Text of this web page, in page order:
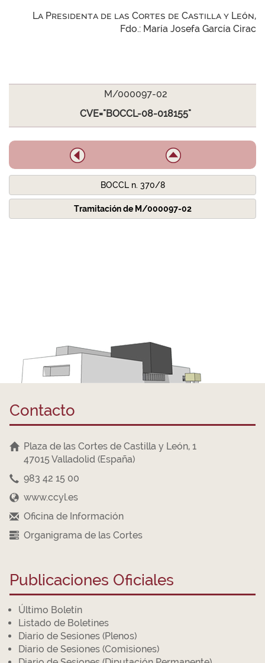
La Presidenta de las Cortes de Castilla y León,
Fdo.: María Josefa García Cirac
M/000097-02
CVE="BOCCL-08-018155"
BOCCL n. 370/8
Tramitación de M/000097-02
Contacto
Plaza de las Cortes de Castilla y León, 1
47015 Valladolid (España)
983 42 15 00
www.ccyl.es
Oficina de Información
Organigrama de las Cortes
Publicaciones Oficiales
Último Boletín
Listado de Boletines
Diario de Sesiones (Plenos)
Diario de Sesiones (Comisiones)